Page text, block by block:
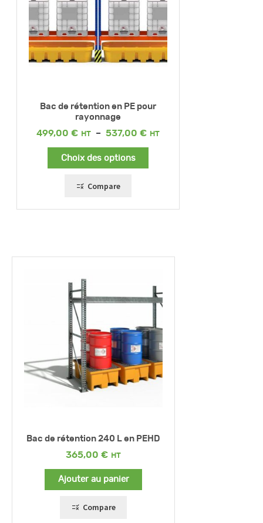
Bac de rétention en PE pour
rayonnage
499,00 € – 537,00 €
Plage
Choix des options
Compare
Bac de rétention 240 L en PEHD
365,00 €
Ajouter au panier
Compare